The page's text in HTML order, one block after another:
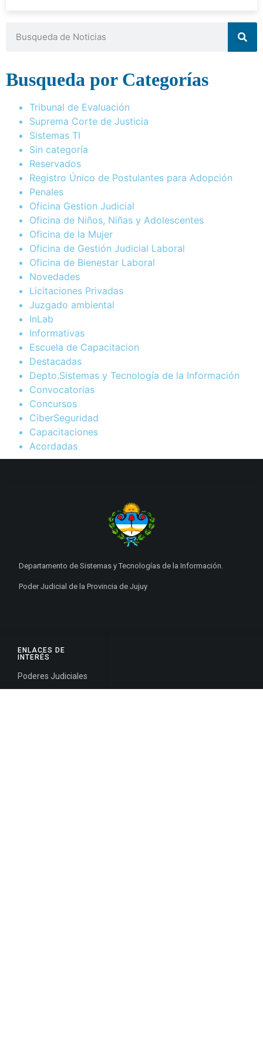
Busqueda por Categorías
Tribunal de Evaluación
Suprema Corte de Justicia
Sistemas TI
Sin categoría
Reservados
Registro Único de Postulantes para Adopción
Penales
Oficina Gestion Judicial
Oficina de Niños, Niñas y Adolescentes
Oficina de la Mujer
Oficina de Gestión Judicial Laboral
Oficina de Bienestar Laboral
Novedades
Licitaciones Privadas
Juzgado ambiental
InLab
Informativas
Escuela de Capacitacion
Destacadas
Depto.Sistemas y Tecnología de la Información
Convocatorias
Concursos
CiberSeguridad
Capacitaciones
Acordadas
ENLACES DE
INTERÉS
Poderes Judiciales
Departamento de Sistemas y Tecnologías de la Información.
Poder Judicial de la Provincia de Jujuy